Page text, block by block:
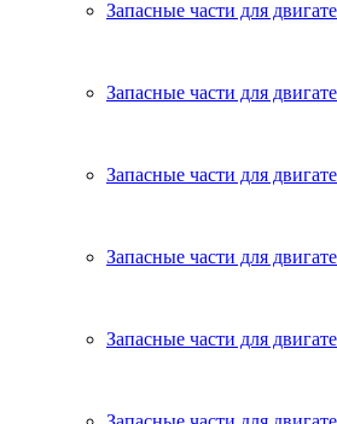
Запасные части для
Запасные части для
Запасные части для
Запасные части для
Запасные части для